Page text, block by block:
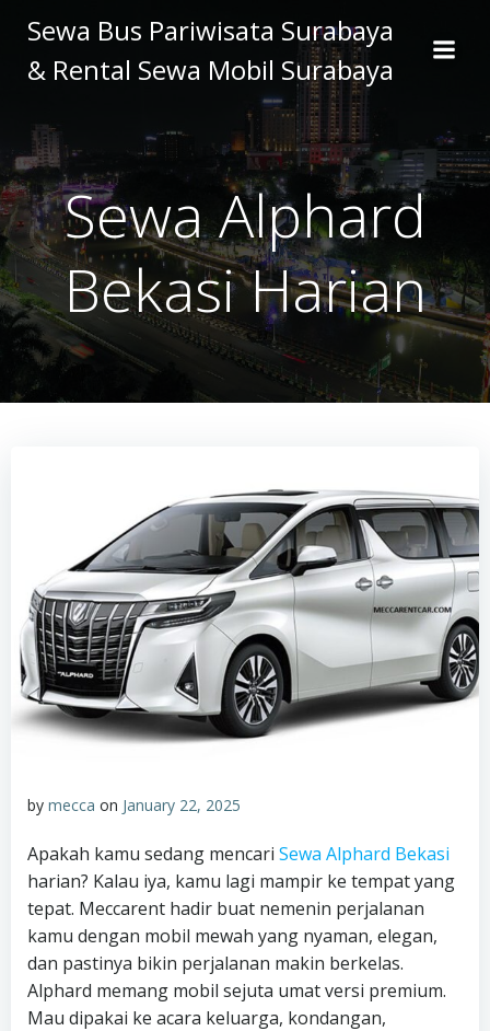
to
content
Sewa Bus Pariwisata Surabaya
& Rental Sewa Mobil Surabaya
Sewa Alphard
Bekasi Harian
by mecca on January 22, 2025
Apakah kamu sedang mencari Sewa Alphard Bekasi
harian? Kalau iya, kamu lagi mampir ke tempat yang
tepat. Meccarent hadir buat nemenin perjalanan
kamu dengan mobil mewah yang nyaman, elegan,
dan pastinya bikin perjalanan makin berkelas.
Alphard memang mobil sejuta umat versi premium.
Mau dipakai ke acara keluarga, kondangan,